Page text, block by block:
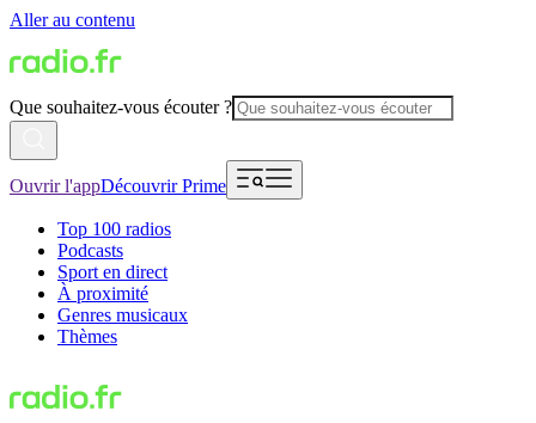
Aller au contenu
Que souhaitez-vous écouter ?
Ouvrir l'appDécouvrir Prime
Top 100 radios
Podcasts
Sport en direct
À proximité
Genres musicaux
Thèmes